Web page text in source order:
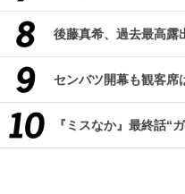
後藤真希、過去最高露
センバツ開幕も観客席
『ミスなか』最終話“